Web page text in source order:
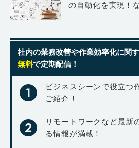
の自動化を実現！
社内の業務改善や作業効率化に関
無料で定期配信！
ビジネスシーンで役立つ
ご紹介！
リモートワークなど最新
る情報が満載！